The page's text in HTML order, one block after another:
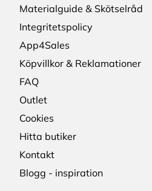
Materialguide & Skötselråd
Integritetspolicy
App4Sales
Köpvillkor & Reklamationer
FAQ
Outlet
Cookies
Hitta butiker
Kontakt
Blogg - inspiration